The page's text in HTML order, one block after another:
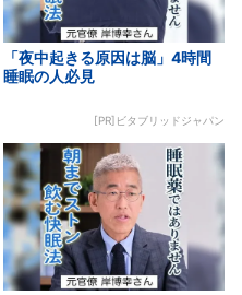
「夜中起きる原因は脳」4時間
睡眠の人必見
[PR]ビタブリッドジャパン